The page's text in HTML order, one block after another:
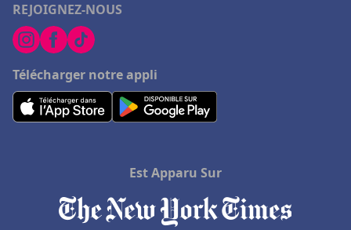
REJOIGNEZ-NOUS
Télécharger notre appli
Est Apparu Sur